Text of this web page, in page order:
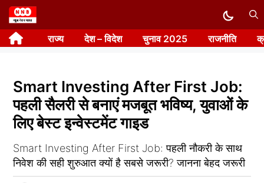
Skip
to
content राज्य देश – विदेश चुनाव 2025 राजनीति
Smart Investing After First Job:
पहली सैलरी से बनाएं मजबूत भविष्य, युवाओं के
लिए बेस्ट इन्वेस्टमेंट गाइड
Smart Investing After First Job: पहली नौकरी के साथ
निवेश की सही शुरुआत क्यों है सबसे जरूरी? जानना बेहद जरूरी